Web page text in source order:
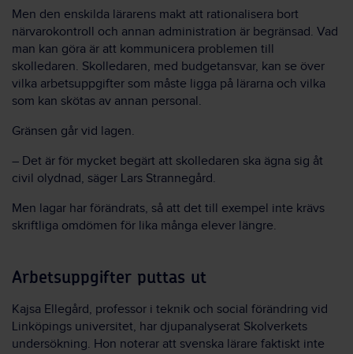
Men den enskilda lärarens makt att rationalisera bort
närvarokontroll och annan administration är begränsad. Vad
man kan göra är att kommunicera problemen till
skolledaren. Skolledaren, med budgetansvar, kan se över
vilka arbetsuppgifter som måste ligga på lärarna och vilka
som kan skötas av annan personal.
Gränsen går vid lagen.
– Det är för mycket begärt att skolledaren ska ägna sig åt
civil olydnad, säger Lars Strannegård.
Men lagar har förändrats, så att det till exempel inte krävs
skriftliga omdömen för lika många elever längre.
Arbetsuppgifter puttas ut
Kajsa Ellegård, professor i teknik och social förändring vid
Linköpings universitet, har djupanalyserat Skolverkets
undersökning. Hon noterar att svenska lärare faktiskt inte